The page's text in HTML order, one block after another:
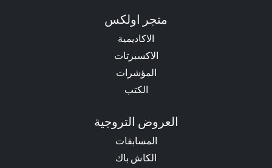
متجر اولكس
الاكاديمية
الاكسبرتات
المؤشرات
الكتب
العروض التروجية
المسابقات
الكاش باك